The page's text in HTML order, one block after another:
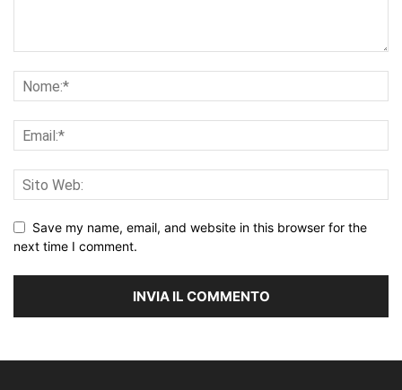
Save my name, email, and website in this browser for the
next time I comment.